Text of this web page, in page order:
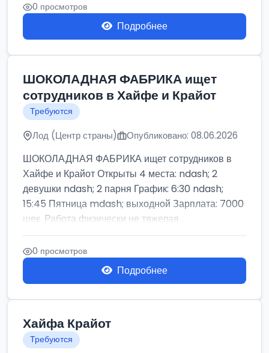
0 просмотров
Подробнее
ШОКОЛАДНАЯ ФАБРИКА ищет
сотрудников в Хайфе и Крайот
Требуются
Лод (Центр страны) Опубликовано: 08.06.2026
ШОКОЛАДНАЯ ФАБРИКА ищет сотрудников в
Хайфе и Крайот Открыты 4 места: ndash; 2
девушки ndash; 2 парня График: 6:30 ndash;
15:45 Пятница mdash; выходной Зарплата: 7000
шек. Работа физически не тяжелая ...
0 просмотров
Подробнее
Хайфа Крайот
Требуются